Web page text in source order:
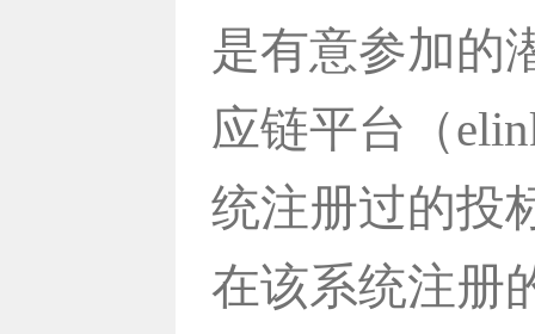
是有意参加的
应链平台（
统注册过的投
在该系统注册